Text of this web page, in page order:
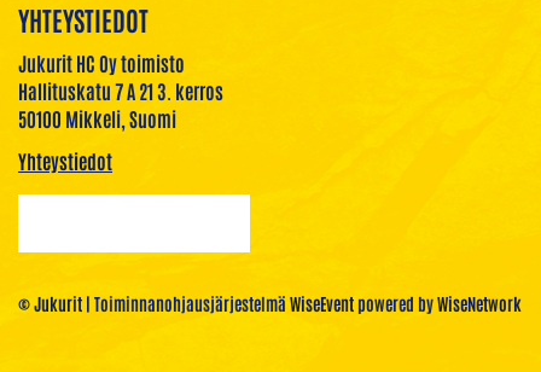
YHTEYSTIEDOT
Jukurit HC Oy toimisto
Hallituskatu 7 A 21 3. kerros
50100 Mikkeli, Suomi
Yhteystiedot
© Jukurit | Toiminnanohjausjärjestelmä WiseEventpowered byWiseNetwork